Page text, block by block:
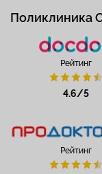
Поликлиника
Рейтинг
4.6/5
Рейтинг